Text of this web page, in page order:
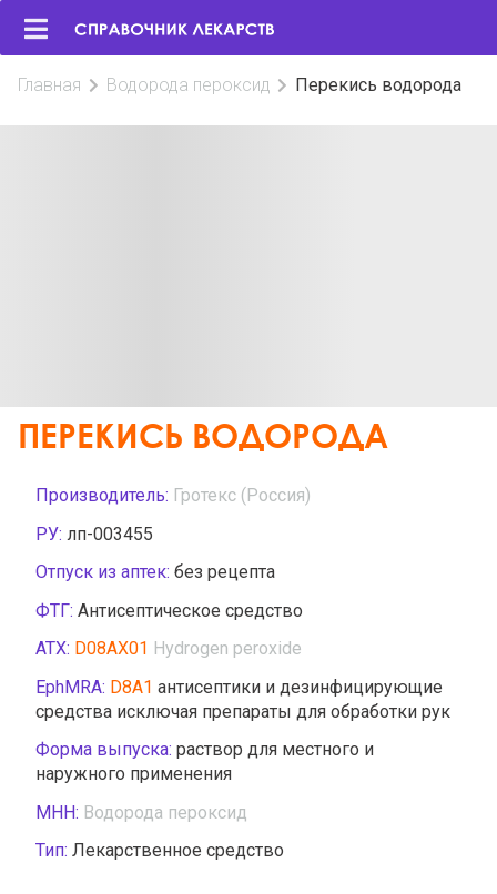
Главная Водорода пероксид Перекись водорода
ПЕРЕКИСЬ ВОДОРОДА
Производитель: Гротекс (Россия)
РУ: лп-003455
Отпуск из аптек: без рецепта
ФТГ: Антисептическое средство
АТХ: D08AX01 Hydrogen peroxide
EphMRA: D8A1 антисептики и дезинфицирующие
средства исключая препараты для обработки рук
Форма выпуска: раствор для местного и
наружного применения
МНН: Водорода пероксид
Тип: Лекарственное средство